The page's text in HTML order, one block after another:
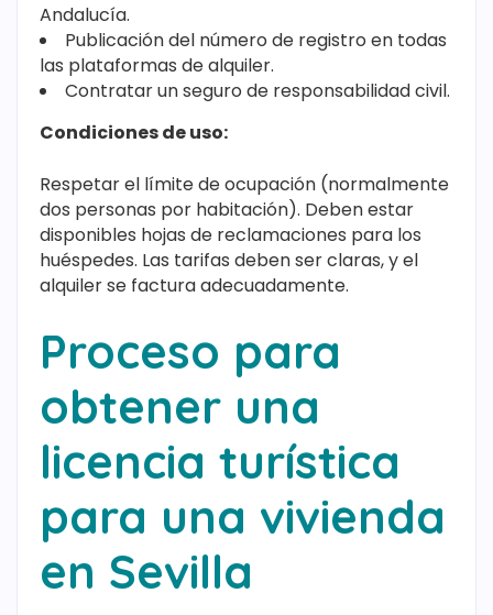
Andalucía.
Publicación del número de registro en todas
las plataformas de alquiler.
Contratar un seguro de responsabilidad civil.
Condiciones de uso:
Respetar el límite de ocupación (normalmente
dos personas por habitación). Deben estar
disponibles hojas de reclamaciones para los
huéspedes. Las tarifas deben ser claras, y el
alquiler se factura adecuadamente.
Proceso para
obtener una
licencia turística
para una vivienda
en Sevilla